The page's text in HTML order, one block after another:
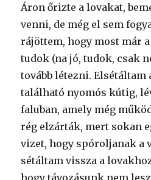
Áron őrizte a lovakat,
venni, de még el sem
rájöttem, hogy most már
tudok (na jó, tudok, csak
tovább létezni.
található nyomós kútig,
faluban, amely még
rég elzárták, mert sokan
vizet, hogy spóroljanak a
sétáltam vissza a
hogy távozásunk nem